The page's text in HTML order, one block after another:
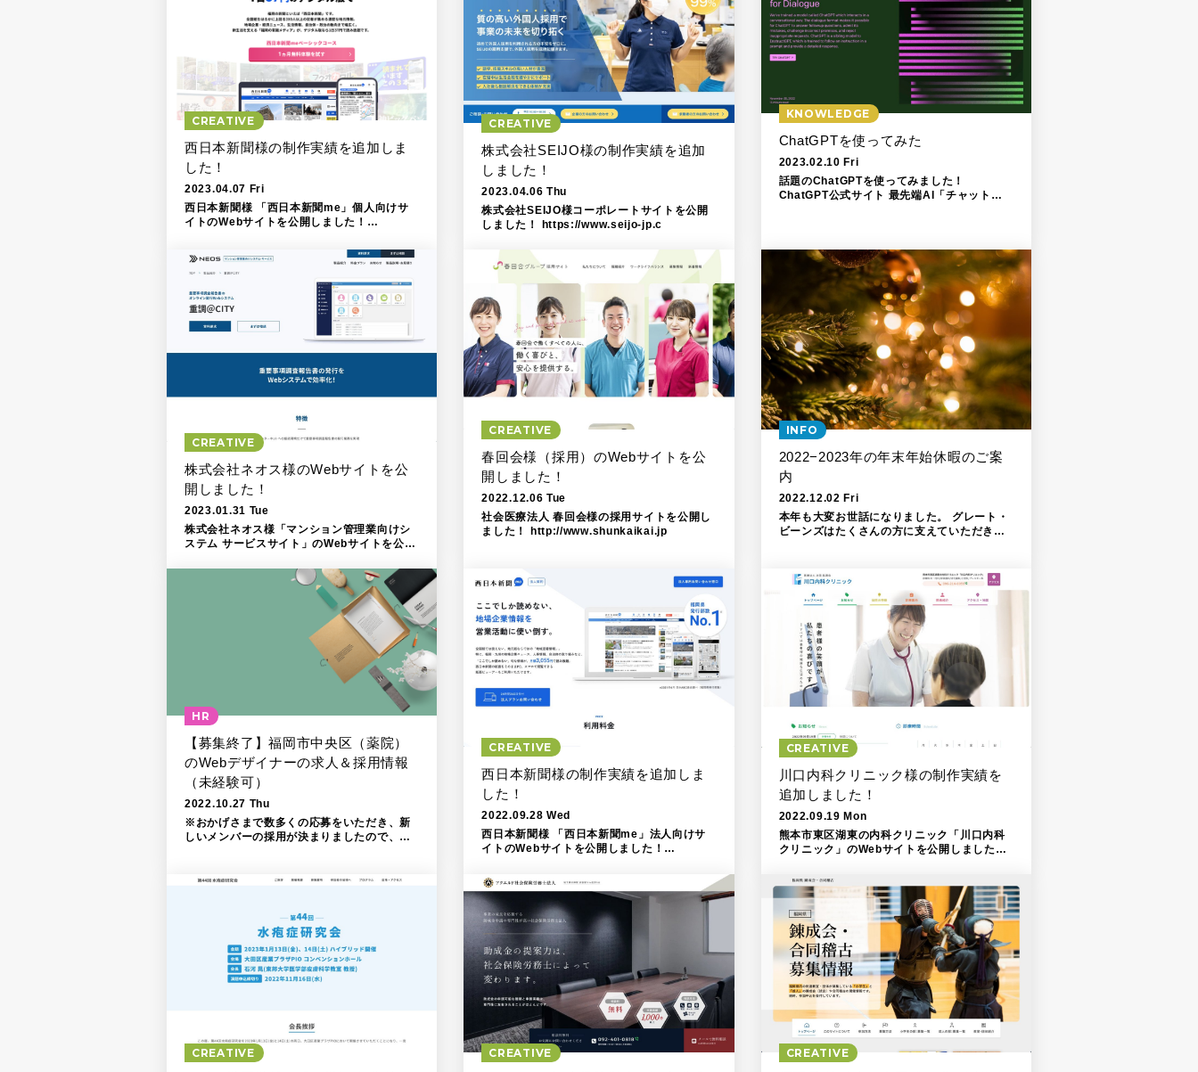
CREATIVE
西日本新聞様の制作実績を追加しま
した！
2023.04.07 Fri
西日本新聞様 「西日本新聞me」個人向けサ
イトのWebサイトを公開しました！
CREATIVE
株式会社SEIJO様の制作実績を追加
しました！
2023.04.06 Thu
株式会社SEIJO様コーポレートサイトを公開
しました！ https://www.seijo-jp.c
KNOWLEDGE
ChatGPTを使ってみた
2023.02.10 Fri
話題のChatGPTを使ってみました！
ChatGPT公式サイト 最先端AI「チャット
CREATIVE
株式会社ネオス様のWebサイトを公
開しました！
2023.01.31 Tue
株式会社ネオス様「マンション管理業向けシ
ステム サービスサイト」のWebサイトを公開
CREATIVE
春回会様（採用）のWebサイトを公
開しました！
2022.12.06 Tue
社会医療法人 春回会様の採用サイトを公開し
ました！ http://www.shunkaikai.jp
INFO
2022−2023年の年末年始休暇のご案
内
2022.12.02 Fri
本年も大変お世話になりました。 グレート・
ビーンズはたくさんの方に支えていただき、
HR
【募集終了】福岡市中央区（薬院）
のWebデザイナーの求人＆採用情報
（未経験可）
2022.10.27 Thu
※おかげさまで数多くの応募をいただき、新
しいメンバーの採用が決まりましたので、こ
CREATIVE
西日本新聞様の制作実績を追加しま
した！
2022.09.28 Wed
西日本新聞様 「西日本新聞me」法人向けサ
イトのWebサイトを公開しました！
CREATIVE
川口内科クリニック様の制作実績を
追加しました！
2022.09.19 Mon
熊本市東区湖東の内科クリニック「川口内科
クリニック」のWebサイトを公開しました！
CREATIVE CREATIVE CREATIVE